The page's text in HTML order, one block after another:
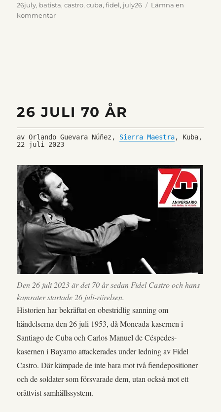
26july, batista,castro,cuba,fidel, july26
Lämna en
kommentartill
26 JULI 70 ÅR
av Orlando Guevara Núñez, Sierra Maestra, Kuba,
22 juli 2023
Den 26 juli 2023 är det 70 år sedan Fidel Castro och hans
kamrater startade 26 juli-rörelsen.
Historien har bekräftat en obestridlig sanning om
händelserna den 26 juli 1953, då Moncada-kasernen i
Santiago de Cuba och Carlos Manuel de Céspedes-
kasernen i Bayamo attackerades under ledning av Fidel
Castro. Där kämpade de inte bara mot två fiendepositioner
och de soldater som försvarade dem, utan också mot ett
orättvist samhällssystem.